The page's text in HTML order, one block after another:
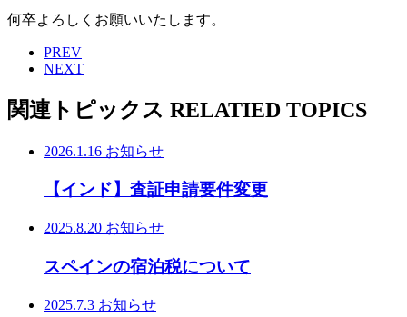
何卒よろしくお願いいたします。
PREV
NEXT
関連トピックス RELATIED TOPICS
2026.1.16 お知らせ
【インド】査証申請要件変更
2025.8.20 お知らせ
スペインの宿泊税について
2025.7.3 お知らせ